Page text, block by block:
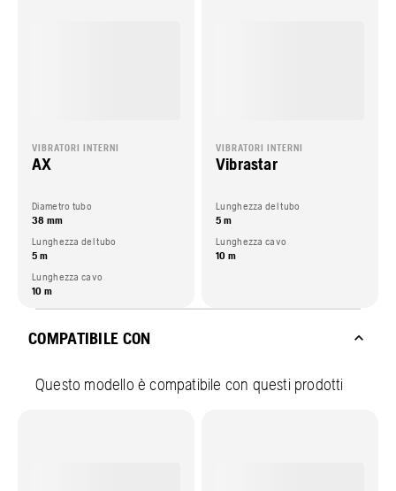
VIBRATORI INTERNI
AX
Diametro tubo
38 mm
Lunghezza del tubo
5 m
Lunghezza cavo
10 m
VIBRATORI INTERNI
Vibrastar
Lunghezza del tubo
5 m
Lunghezza cavo
10 m
COMPATIBILE CON
Questo modello è compatibile con questi prodotti